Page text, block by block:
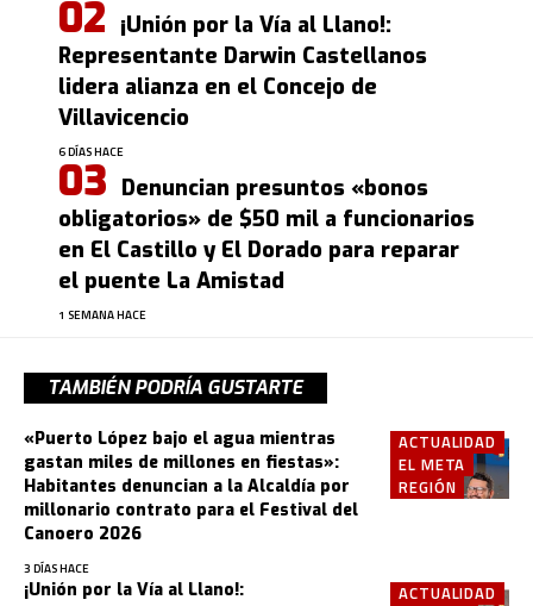
¡Unión por la Vía al Llano!:
Representante Darwin Castellanos
lidera alianza en el Concejo de
Villavicencio
6 DÍAS HACE
Denuncian presuntos «bonos
obligatorios» de $50 mil a funcionarios
en El Castillo y El Dorado para reparar
el puente La Amistad
1 SEMANA HACE
TAMBIÉN PODRÍA GUSTARTE
ACTUALIDAD
EL META
REGIÓN
«Puerto López bajo el agua mientras
gastan miles de millones en fiestas»:
Habitantes denuncian a la Alcaldía por
millonario contrato para el Festival del
Canoero 2026
3 DÍAS HACE
ACTUALIDAD
¡Unión por la Vía al Llano!: